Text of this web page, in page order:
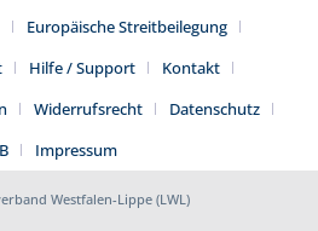
Europäische Streitbeilegung
Hilfe / Support
Kontakt
Widerrufsrecht
Datenschutz
Impressum
Westfalen-Lippe (LWL)